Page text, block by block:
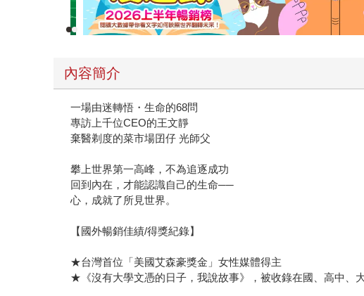
內容簡介
一場由迷轉悟・生命的68問
專訪上千位CEO的王文靜
棄醫剃度的菜市場囝仔 光師父
攀上世界第一高峰，不為追逐成功
回到內在，才能認識自己的生命──
心，成就了所見世界。
【國外暢銷佳績/得獎紀錄】
★台灣首位「美國艾森豪獎金」女性媒體得主
★《沒有大學文憑的日子，我說故事》，被收錄在國、高中、